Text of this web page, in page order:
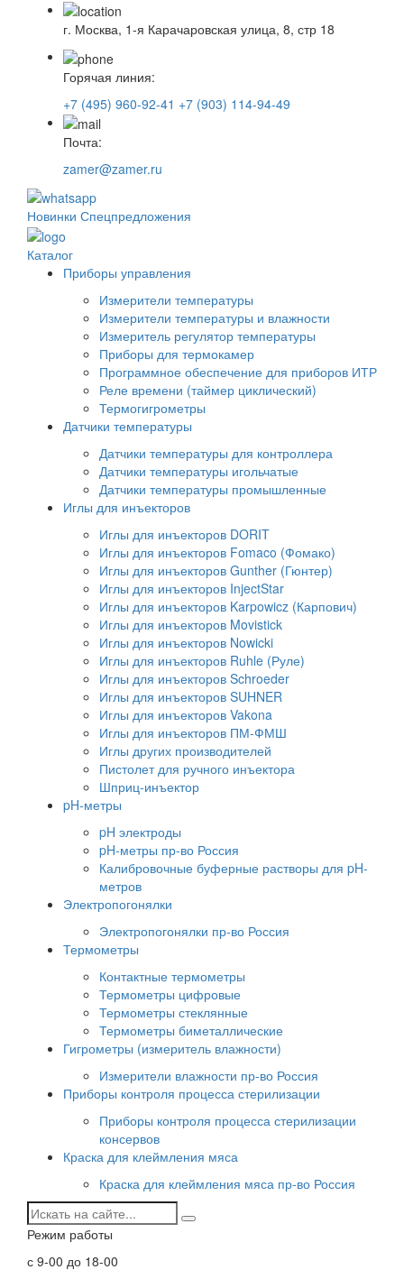
г. Москва, 1-я Карачаровская улица, 8, стр 18
Горячая линия:
+7 (495) 960-92-41 +7 (903) 114-94-49
Почта:
zamer@zamer.ru
Новинки Спецпредложения
Каталог
Приборы управления
Измерители температуры
Измерители температуры и влажности
Измеритель регулятор температуры
Приборы для термокамер
Программное обеспечение для приборов ИТР
Реле времени (таймер циклический)
Термогигрометры
Датчики температуры
Датчики температуры для контроллера
Датчики температуры игольчатые
Датчики температуры промышленные
Иглы для инъекторов
Иглы для инъекторов DORIT
Иглы для инъекторов Fomaco (Фомако)
Иглы для инъекторов Gunther (Гюнтер)
Иглы для инъекторов InjectStar
Иглы для инъекторов Karpowicz (Карпович)
Иглы для инъекторов Movistick
Иглы для инъекторов Nowicki
Иглы для инъекторов Ruhle (Руле)
Иглы для инъекторов Schroeder
Иглы для инъекторов SUHNER
Иглы для инъекторов Vakona
Иглы для инъекторов ПМ-ФМШ
Иглы других производителей
Пистолет для ручного инъектора
Шприц-инъектор
pH-метры
pH электроды
pH-метры пр-во Россия
Калибровочные буферные растворы для pH-
метров
Электропогонялки
Электропогонялки пр-во Россия
Термометры
Контактные термометры
Термометры цифровые
Термометры стеклянные
Термометры биметаллические
Гигрометры (измеритель влажности)
Измерители влажности пр-во Россия
Приборы контроля процесса стерилизации
Приборы контроля процесса стерилизации
консервов
Краска для клеймления мяса
Краска для клеймления мяса пр-во Россия
Режим работы
с 9-00 до 18-00